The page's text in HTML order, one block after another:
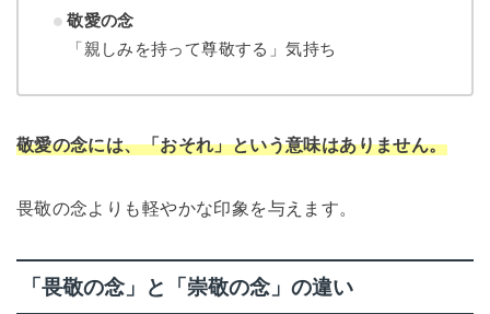
敬愛の念
「親しみを持って尊敬する」気持ち
敬愛の念には、「おそれ」という意味はありません。
畏敬の念よりも軽やかな印象を与えます。
「畏敬の念」と「崇敬の念」の違い